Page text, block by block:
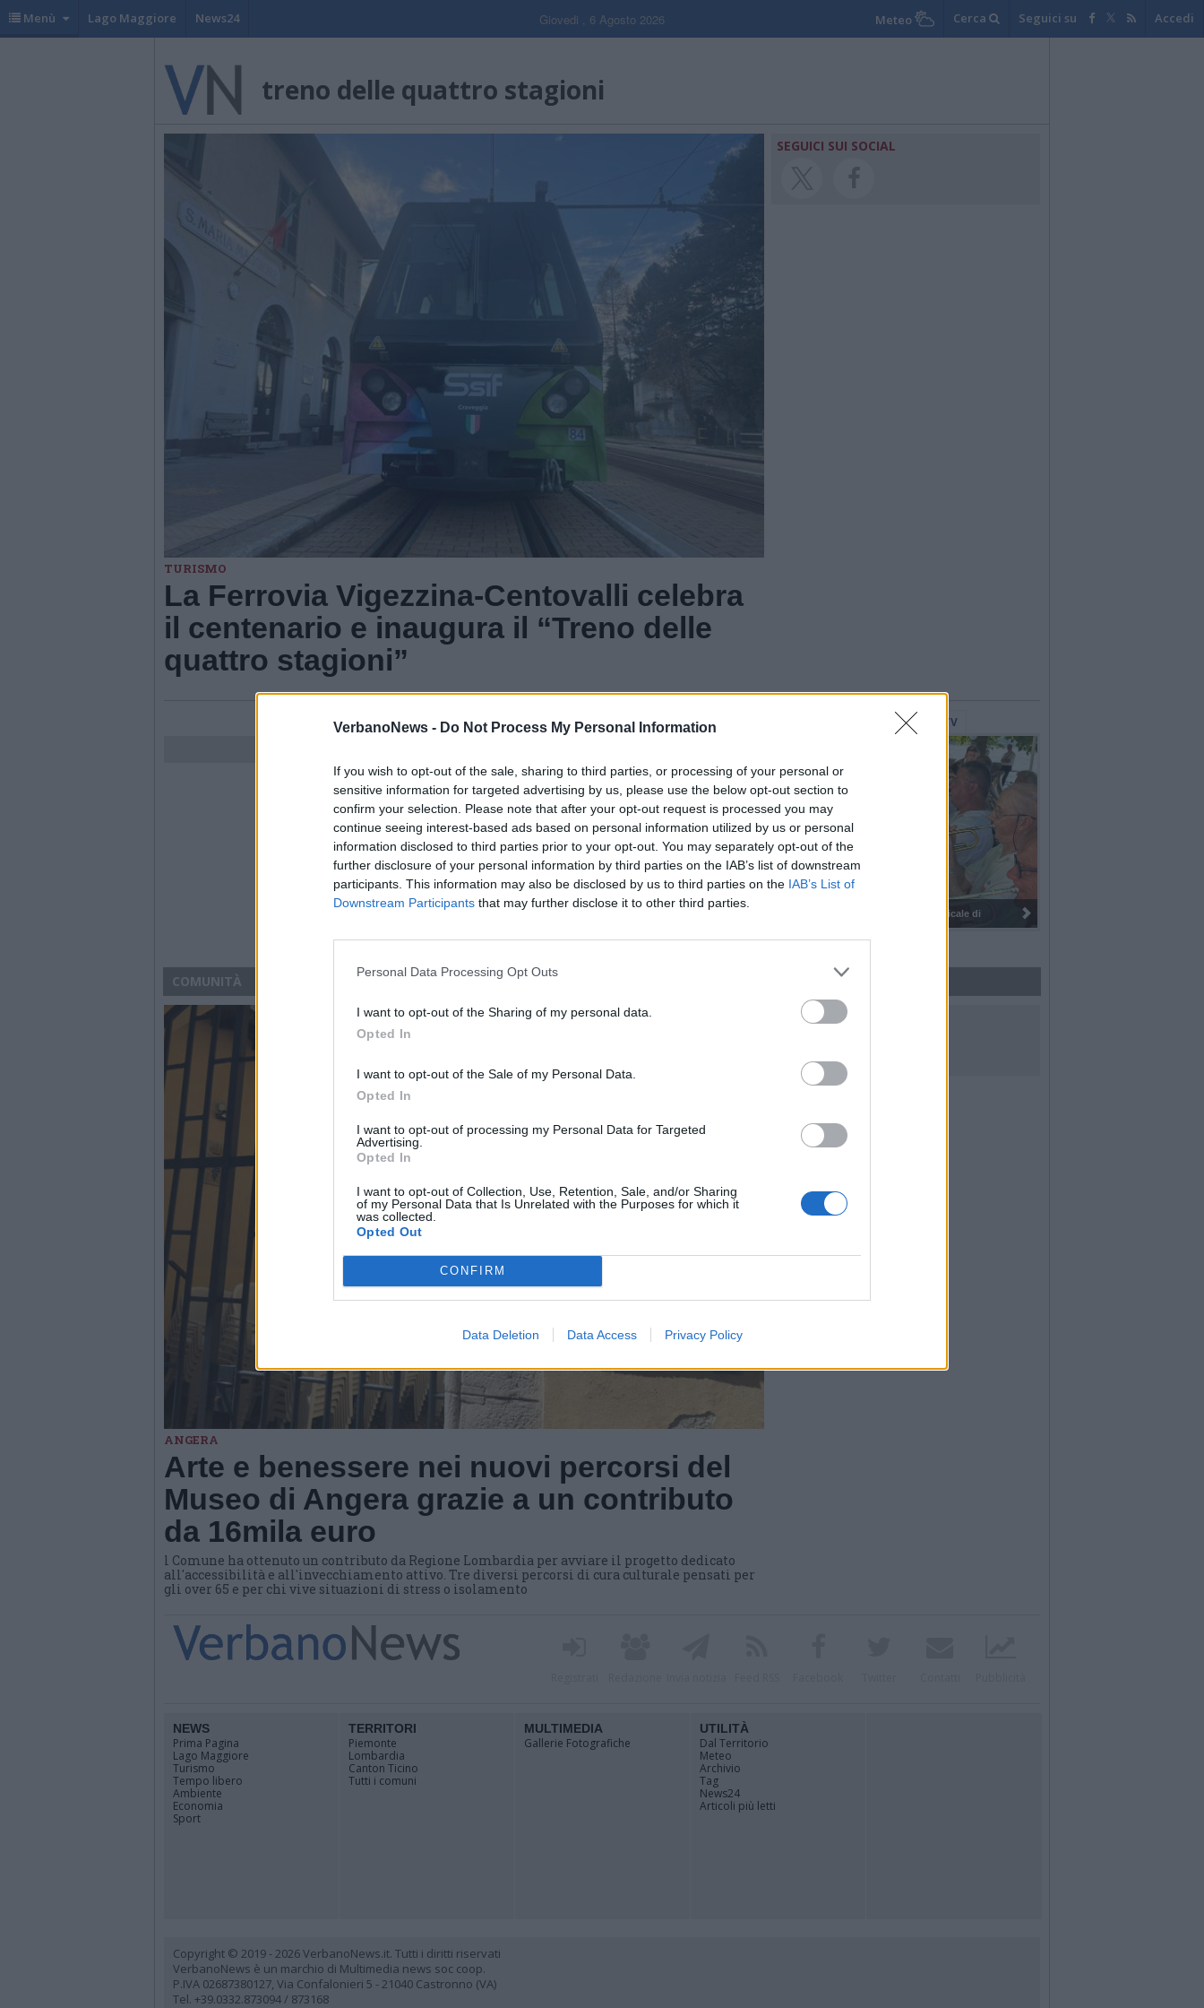
VerbanoNews - Do Not Process My Personal Information
If you wish to opt-out of the sale, sharing to third parties, or processing of your personal or
sensitive information for targeted advertising by us, please use the below opt-out section to
confirm your selection. Please note that after your opt-out request is processed you may
continue seeing interest-based ads based on personal information utilized by us or personal
information disclosed to third parties prior to your opt-out. You may separately opt-out of the
further disclosure of your personal information by third parties on the IAB’s list of downstream
participants. This information may also be disclosed by us to third parties on the IAB’s List of
Downstream Participants that may further disclose it to other third parties.
Personal Data Processing Opt Outs
I want to opt-out of the Sharing of my personal data.
Opted In
I want to opt-out of the Sale of my Personal Data.
Opted In
I want to opt-out of processing my Personal Data for Targeted
Advertising.
Opted In
I want to opt-out of Collection, Use, Retention, Sale, and/or Sharing
of my Personal Data that Is Unrelated with the Purposes for which it
was collected.
Opted Out
CONFIRM
Data Deletion Data Access Privacy Policy
Menù Lago Maggiore News24 Giovedi , 6 Agosto 2026 Meteo Cerca Seguici su Accedi
treno delle quattro stagioni
TURISMO
La Ferrovia Vigezzina-Centovalli celebra
il centenario e inaugura il “Treno delle
quattro stagioni”
SEGUICI SUI SOCIAL
Gallerie Fotografiche WebTV
I 100 anni del Corpo Musicale di
COMUNITÀ
ANGERA
Arte e benessere nei nuovi percorsi del
Museo di Angera grazie a un contributo
da 16mila euro
l Comune ha ottenuto un contributo da Regione Lombardia per avviare il progetto dedicato
all'accessibilità e all'invecchiamento attivo. Tre diversi percorsi di cura culturale pensati per
gli over 65 e per chi vive situazioni di stress o isolamento
SEGUICI SUI SOCIAL
NEWS
Prima Pagina
Lago Maggiore
Turismo
Tempo libero
Ambiente
Economia
Sport
TERRITORI
Piemonte
Lombardia
Canton Ticino
Tutti i comuni
MULTIMEDIA
Gallerie Fotografiche
UTILITÀ
Dal Territorio
Meteo
Archivio
Tag
News24
Articoli più letti
Copyright © 2019 - 2026 VerbanoNews.it. Tutti i diritti riservati
VerbanoNews è un marchio di Multimedia news soc coop.
P.IVA 02687380127, Via Confalonieri 5 - 21040 Castronno (VA)
Tel. +39.0332.873094 / 873168